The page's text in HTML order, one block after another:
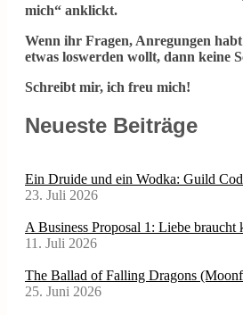
mich“ anklickt.
Wenn ihr Fragen, Anregungen
etwas loswerden wollt, dann keine
Schreibt mir, ich freu mich!
Neueste Beiträge
Ein Druide und ein Wodka: Guild
23. Juli 2026
A Business Proposal 1: Liebe braucht
11. Juli 2026
The Ballad of Falling Dragons
25. Juni 2026